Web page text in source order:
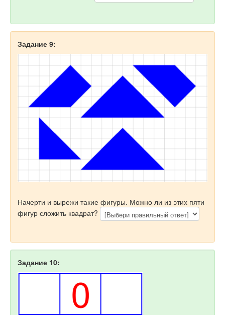
Задание 9:
Начерти и вырежи такие фигуры. Можно ли из этих пяти
фигур сложить квадрат?
Задание 10: